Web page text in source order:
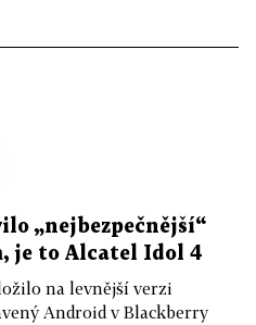
„nejbezpečnější“
je to Alcatel Idol 4
na levnější verzi
Android v Blackberry